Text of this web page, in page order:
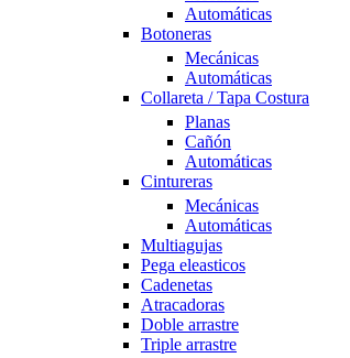
Automáticas
Botoneras
Mecánicas
Automáticas
Collareta / Tapa Costura
Planas
Cañón
Automáticas
Cintureras
Mecánicas
Automáticas
Multiagujas
Pega eleasticos
Cadenetas
Atracadoras
Doble arrastre
Triple arrastre